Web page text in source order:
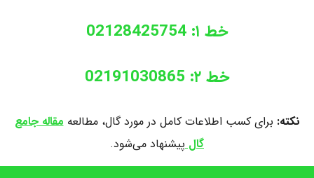
خط ۱: 02128425754
خط ۲: 02191030865
نکته: برای کسب اطلاعات کامل در مورد گال، مطالعهمقاله جامع
گالپیشنهاد می‌شود.